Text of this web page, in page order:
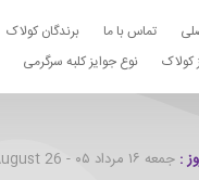
تماس با ما برندگان کولاک
کولاک
نوع جوایز کلبه سرگرمی
:جمعه ۱۶ مرداد ۰۵ - Friday 7th August 26